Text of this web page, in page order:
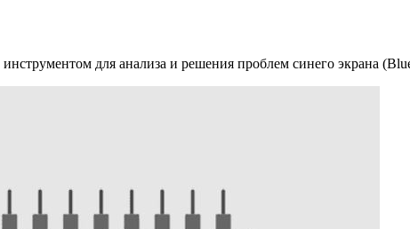
для анализа и решения проблем синего экрана